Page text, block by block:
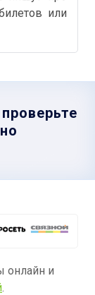
или
ли был
онлайн и
.